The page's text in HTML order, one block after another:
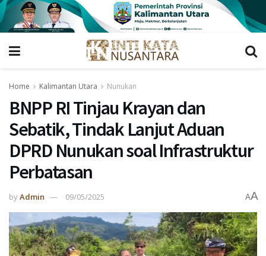
Home Kalimantan Utara Nunukan
BNPP RI Tinjau Krayan dan
Sebatik, Tindak Lanjut Aduan
DPRD Nunukan soal Infrastruktur
Perbatasan
byAdmin 09/05/2025 AA